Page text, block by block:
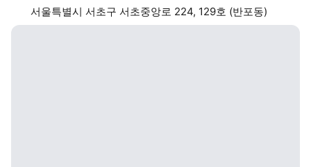
서울특별시 서초구 서초중앙로 224, 129호 (반포동)